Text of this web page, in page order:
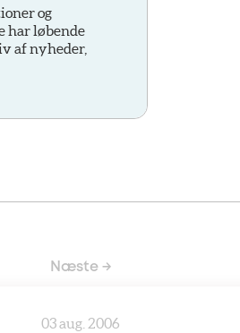
og
har løbende
af nyheder,
Næste →
03 aug. 2006